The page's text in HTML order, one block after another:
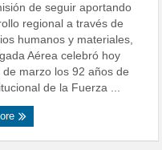
de seguir aportando
regional a través de
humanos y materiales,
Aérea celebró hoy
de marzo los 92 años de
de la Fuerza ...